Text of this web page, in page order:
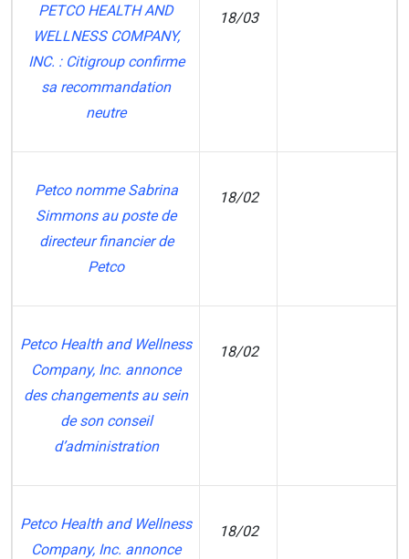
PETCO HEALTH AND
WELLNESS COMPANY,
INC. : Citigroup confirme
sa recommandation
neutre
18/03
Petco nomme Sabrina
Simmons au poste de
directeur financier de
Petco
18/02
Petco Health and Wellness
Company, Inc. annonce
des changements au sein
de son conseil
d’administration
18/02
Petco Health and Wellness
Company, Inc. annonce
18/02